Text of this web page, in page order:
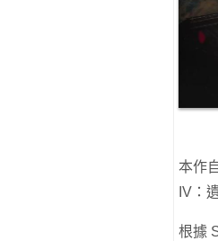
本作
IV：
根據